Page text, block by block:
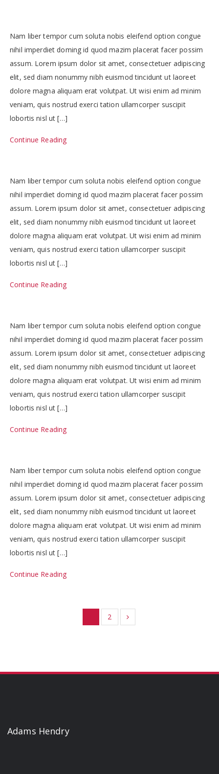
Nam liber tempor cum soluta nobis eleifend option congue
nihil imperdiet doming id quod mazim placerat facer possim
assum. Lorem ipsum dolor sit amet, consectetuer adipiscing
elit, sed diam nonummy nibh euismod tincidunt ut laoreet
dolore magna aliquam erat volutpat. Ut wisi enim ad minim
veniam, quis nostrud exerci tation ullamcorper suscipit
lobortis nisl ut […]
Continue Reading
Nam liber tempor cum soluta nobis eleifend option congue
nihil imperdiet doming id quod mazim placerat facer possim
assum. Lorem ipsum dolor sit amet, consectetuer adipiscing
elit, sed diam nonummy nibh euismod tincidunt ut laoreet
dolore magna aliquam erat volutpat. Ut wisi enim ad minim
veniam, quis nostrud exerci tation ullamcorper suscipit
lobortis nisl ut […]
Continue Reading
Nam liber tempor cum soluta nobis eleifend option congue
nihil imperdiet doming id quod mazim placerat facer possim
assum. Lorem ipsum dolor sit amet, consectetuer adipiscing
elit, sed diam nonummy nibh euismod tincidunt ut laoreet
dolore magna aliquam erat volutpat. Ut wisi enim ad minim
veniam, quis nostrud exerci tation ullamcorper suscipit
lobortis nisl ut […]
Continue Reading
Nam liber tempor cum soluta nobis eleifend option congue
nihil imperdiet doming id quod mazim placerat facer possim
assum. Lorem ipsum dolor sit amet, consectetuer adipiscing
elit, sed diam nonummy nibh euismod tincidunt ut laoreet
dolore magna aliquam erat volutpat. Ut wisi enim ad minim
veniam, quis nostrud exerci tation ullamcorper suscipit
lobortis nisl ut […]
Continue Reading
2
Adams Hendry